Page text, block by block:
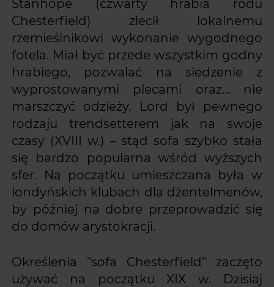
Stanhope (czwarty hrabia rodu
Chesterfield) zlecił lokalnemu
rzemieślnikowi wykonanie wygodnego
fotela. Miał być przede wszystkim godny
hrabiego, pozwalać na siedzenie z
wyprostowanymi plecami oraz… nie
marszczyć odzieży. Lord był pewnego
rodzaju trendsetterem jak na swoje
czasy (XVIII w.) – stąd sofa szybko stała
się bardzo popularna wśród wyższych
sfer. Na początku umieszczana była w
londyńskich klubach dla dżentelmenów,
by później na dobre przeprowadzić się
do domów arystokracji.
Określenia "sofa Chesterfield" zaczęto
używać na początku XIX w. Dzisiaj